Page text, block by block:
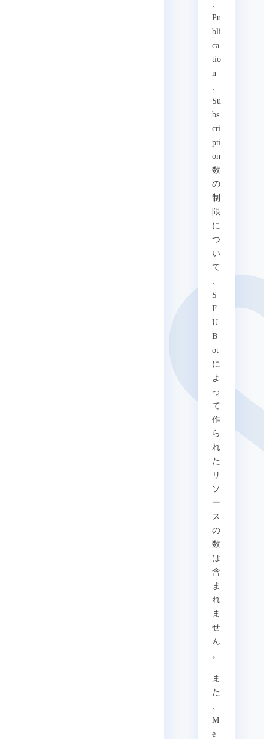
、
Pu
bli
ca
tio
n
、
Su
bs
cri
pti
on
数
の
制
限
に
つ
い
て
、
S
F
U
B
ot
に
よ
っ
て
作
ら
れ
た
リ
ソ
ー
ス
の
数
は
含
ま
れ
ま
せ
ん
。
ま
た
、
M
e